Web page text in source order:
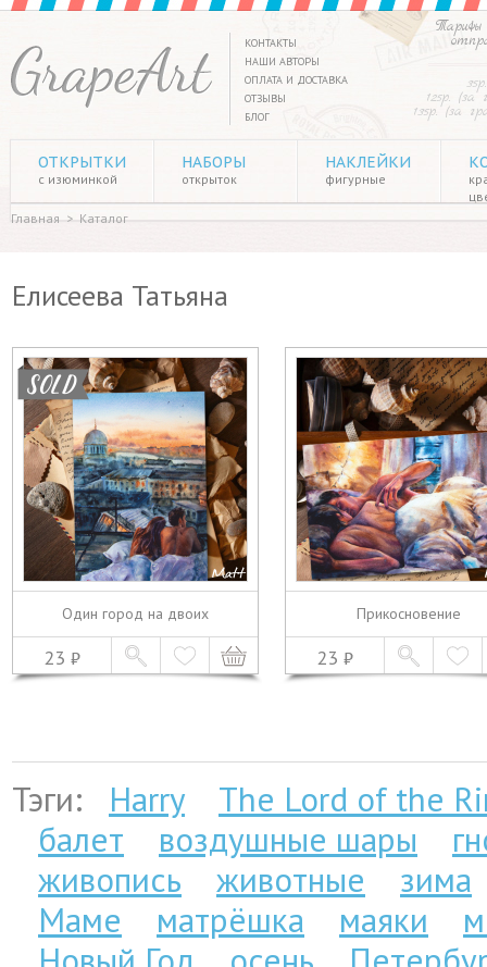
Тарифы
125р. (за
135р. (за
КОНТАКТЫ
НАШИ АВТОРЫ
ОПЛАТА И ДОСТАВКА
ОТЗЫВЫ
БЛОГ
ОТКРЫТКИ
с изюминкой
НАБОРЫ
открыток
НАКЛЕЙКИ
фигурные
Главная > Каталог
Елисеева Татьяна
Один город на двоих
23
Прикосновение
23
Тэги: Harry
The Lord of the
балет
воздушные шары
живопись
животные
зима
Маме
матрёшка маяки